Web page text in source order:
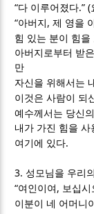
“다 이루어졌다.” (
“아버지 ,제 영을
힘 있는 분이 힘을
아버지로부터 받
만
자신을 위해서는
이것은 사람이 되
예수께서는 당신
내가 가진 힘을 사
여기에 있다.
3. 성모님을 우리
“여인이여 , 보십시
이분이 네 어머니